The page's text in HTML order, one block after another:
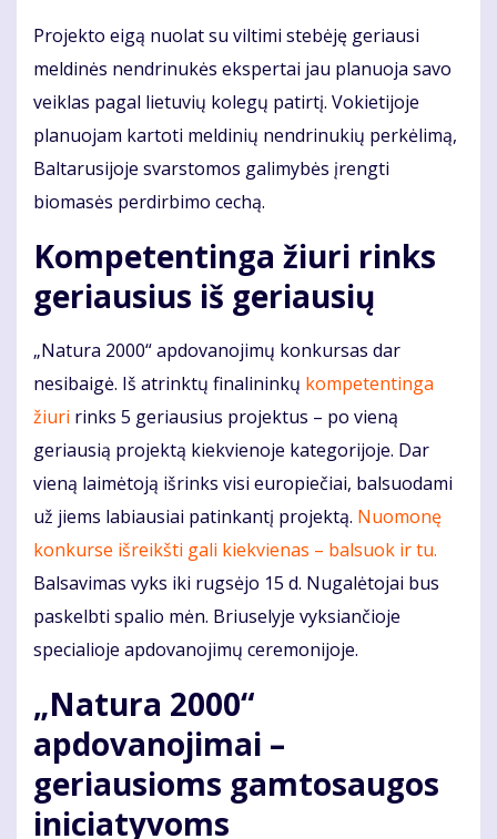
Projekto eigą nuolat su viltimi stebėję geriausi
meldinės nendrinukės ekspertai jau planuoja savo
veiklas pagal lietuvių kolegų patirtį. Vokietijoje
planuojam kartoti meldinių nendrinukių perkėlimą,
Baltarusijoje svarstomos galimybės įrengti
biomasės perdirbimo cechą.
Kompetentinga žiuri rinks
geriausius iš geriausių
„Natura 2000“ apdovanojimų konkursas dar
nesibaigė. Iš atrinktų finalininkų kompetentinga
žiuri rinks 5 geriausius projektus – po vieną
geriausią projektą kiekvienoje kategorijoje. Dar
vieną laimėtoją išrinks visi europiečiai, balsuodami
už jiems labiausiai patinkantį projektą. Nuomonę
konkurse išreikšti gali kiekvienas – balsuok ir tu.
Balsavimas vyks iki rugsėjo 15 d. Nugalėtojai bus
paskelbti spalio mėn. Briuselyje vyksiančioje
specialioje apdovanojimų ceremonijoje.
„Natura 2000“
apdovanojimai –
geriausioms gamtosaugos
iniciatyvoms